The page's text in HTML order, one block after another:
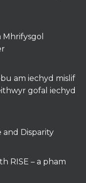
am iechyd mislif
gofal iechyd
and Disparity
RISE – a pham